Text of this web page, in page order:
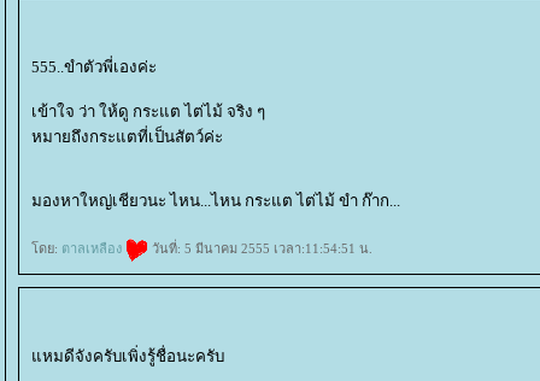
555..ขำตัวพี่เองค่ะ
เข้าใจ ว่า ให้ดู กระแต ไต่ไม้ จริง ๆ
หมายถึงกระแตที่เป็นสัตว์ค่ะ
มองหาใหญ่เชียวนะ ไหน...ไหน กระแต ไต่ไม้ ขำ ก๊าก...
ดย: ตาลเหลือง วันที่: 5 มีนาคม 2555 เวลา:11:54:51 น.
หมดีจังครับเพิ่งรู้ชื่อนะครับ